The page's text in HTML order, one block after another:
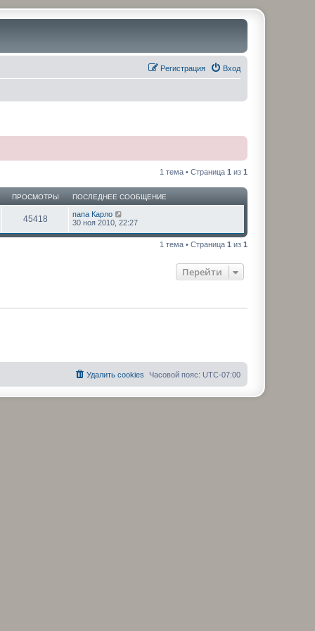
Вход
Регистрация
1 тема • Страница 1 из 1
ПРОСМОТРЫ ПОСЛЕДНЕЕ СООБЩЕНИЕ
45418
папа Карло
30 ноя 2010, 22:27
1 тема • Страница 1 из 1
Перейти
Часовой пояс: UTC-07:00
Удалить cookies